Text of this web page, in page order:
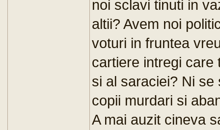
noi sclavi tinuti in
altii? Avem noi
voturi in fruntea
cartiere intregi care
si al saraciei? Ni
copii murdari si
A mai auzit cineva